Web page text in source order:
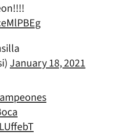
January 18, 2021